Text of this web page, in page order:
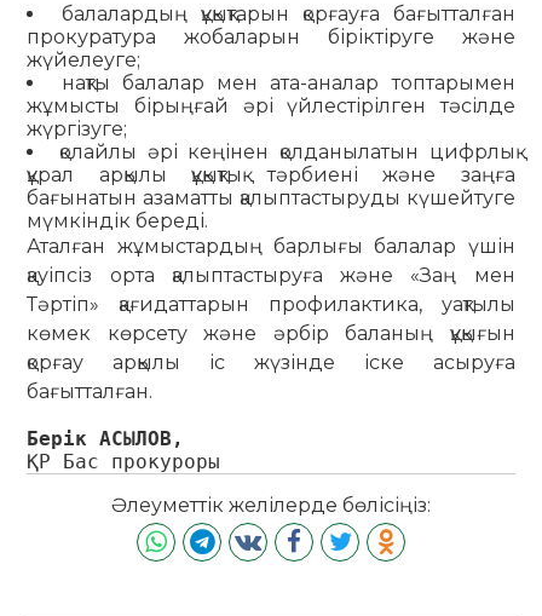
балалардың құқықтарын қорғауға бағытталған
прокуратура жобаларын біріктіруге және
жүйелеуге;
нақты балалар мен ата-аналар топтарымен
жұмысты бірыңғай әрі үйлестірілген тәсілде
жүргізуге;
қолайлы әрі кеңінен қолданылатын цифрлық
құрал арқылы құқықтық тәрбиені және заңға
бағынатын азаматты қалыптастыруды күшейтуге
мүмкіндік береді.
Аталған жұмыстардың барлығы балалар үшін
қауіпсіз орта қалыптастыруға және «Заң мен
Тәртіп» қағидаттарын профилактика, уақтылы
көмек көрсету және әрбір баланың құқығын
қорғау арқылы іс жүзінде іске асыруға
бағытталған.
Берік АСЫЛОВ,
ҚР Бас прокуроры
Әлеуметтік желілерде бөлісіңіз: